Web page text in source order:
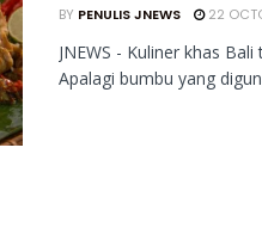
BY PENULIS JNEWS 22
JNEWS - Kuliner khas
Apalagi bumbu yang